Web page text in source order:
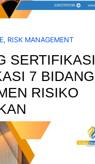
, RISK MANAGEMENT
SERTIFIKASI
7 BIDANG
RISIKO